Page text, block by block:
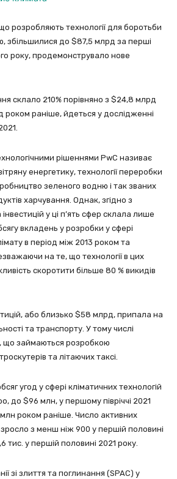
що розробляють технології для боротьби
збільшилися до $87,5 млрд за перші
року, продемонструвало нове
склало 210% порівняно з $24,8 млрд
роком раніше, йдеться у дослідженні
рішеннями PwC називає
енергетику, технології переробки
зеленого водню і так званих
харчування. Однак, згідно з
у ці п’ять сфер склала лише
вкладень у розробки у сфері
в період між 2013 роком та
на те, що технології в цих
скоротити більше 80 % викидів
або близько $58 млрд, припала на
та транспорту. У тому числі
що займаються розробкою
та літаючих таксі.
угод у сфері кліматичних технологій
до $96 млн, у першому півріччі 2021
роком раніше. Число активних
зросло з менш ніж 900 у першій половині
тис. у першій половині 2021 року.
зі злиття та поглинання (SPAC) у